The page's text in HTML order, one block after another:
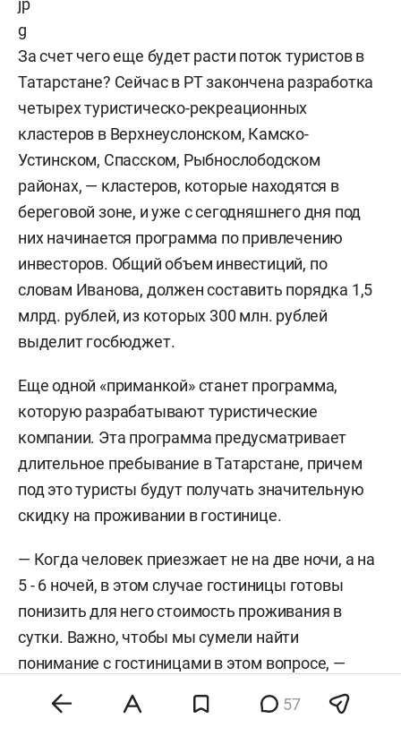
За счет чего еще будет расти поток туристов в
Татарстане? Сейчас в РТ закончена разработка
четырех туристическо-рекреационных
кластеров в Верхнеуслонском, Камско-
Устинском, Спасском, Рыбнослободском
районах, — кластеров, которые находятся в
береговой зоне, и уже с сегодняшнего дня под
них начинается программа по привлечению
инвесторов. Общий объем инвестиций, по
словам Иванова, должен составить порядка 1,5
млрд. рублей, из которых 300 млн. рублей
выделит госбюджет.
Еще одной «приманкой» станет программа,
которую разрабатывают туристические
компании. Эта программа предусматривает
длительное пребывание в Татарстане, причем
под это туристы будут получать значительную
скидку на проживании в гостинице.
— Когда человек приезжает не на две ночи, а на
5 - 6 ночей, в этом случае гостиницы готовы
понизить для него стоимость проживания в
сутки. Важно, чтобы мы сумели найти
понимание с гостиницами в этом вопросе, —
57